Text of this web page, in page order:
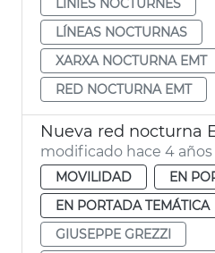
LÍNEAS NOCTURNAS
XARXA NOCTURNA EMT
RED NOCTURNA EMT
Nueva red nocturna
modificado hace 4 años
MOVILIDAD
EN
EN PORTADA TEMÁTICA
GIUSEPPE GREZZI